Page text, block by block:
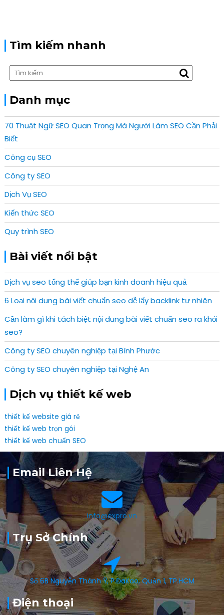
Tìm kiếm nhanh
Danh mục
70 Thuật Ngữ SEO Quan Trọng Mà Người Làm SEO Cần Phải
Biết
Công cụ SEO
Công ty SEO
Dịch Vụ SEO
Kiến thức SEO
Quy trình SEO
Bài viết nổi bật
Dịch vụ seo tổng thể giúp bạn kinh doanh hiệu quả
6 Loại nội dung bài viết chuẩn seo dễ lấy backlink tự nhiên
Cần làm gì khi tách biệt nội dung bài viết chuẩn seo ra khỏi
seo?
Công ty SEO chuyên nghiệp tại Bình Phước
Công ty SEO chuyên nghiệp tại Nghệ An
Dịch vụ thiết kế web
thiết kế website giá rẻ
thiết kế web trọn gói
thiết kế web chuẩn SEO
Email Liên Hệ
info@expro.vn
Trụ Sở Chính
Số 6B Nguyễn Thành Ý, P.ĐaKao, Quận 1, TP.HCM
Điện thoại